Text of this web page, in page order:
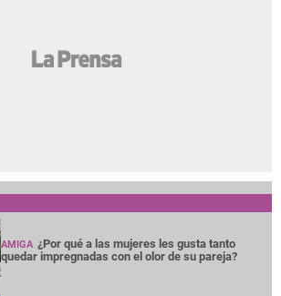
AMIGA ¿Por qué a las mujeres les gusta tanto
quedar impregnadas con el olor de su pareja?